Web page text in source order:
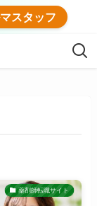
スタッフ
薬剤師転職サイト